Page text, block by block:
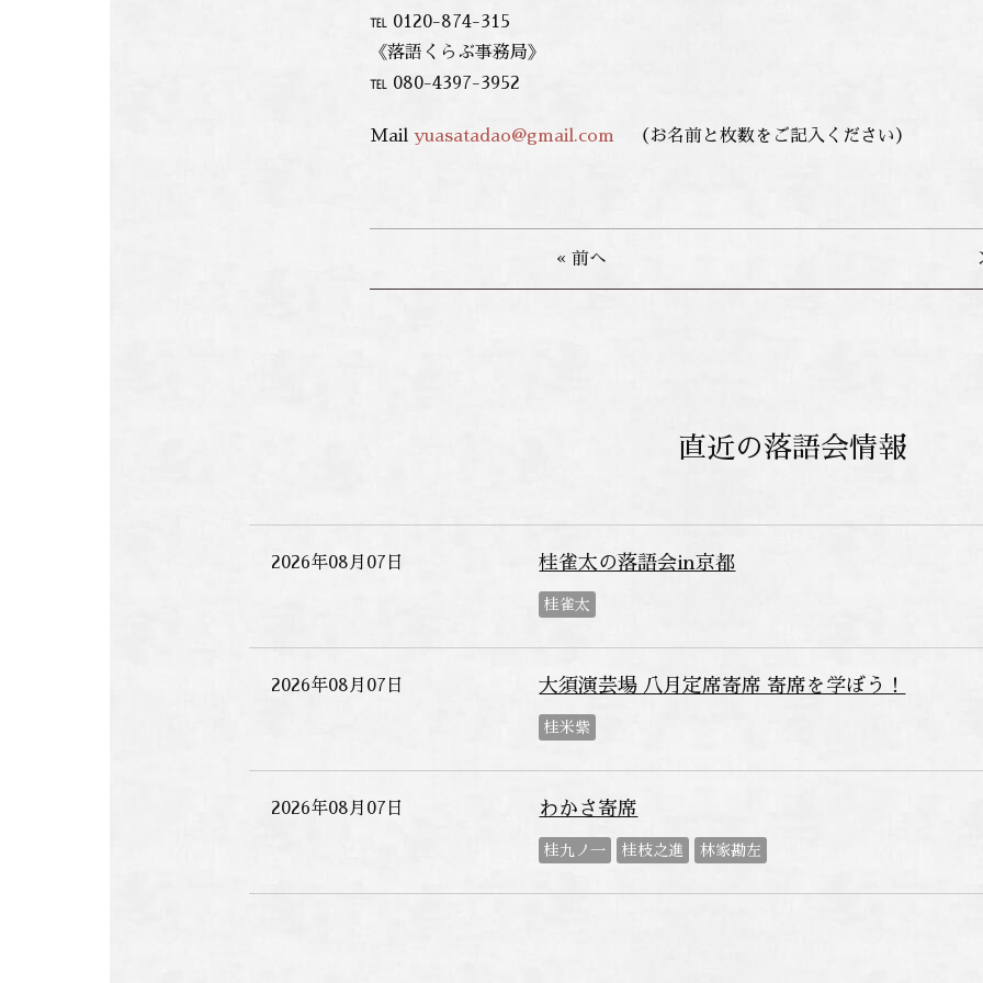
℡ 0120-874-315
《落語くらぶ事務局》
℡ 080-4397-3952
Mail yuasatadao@gmail.com （お名前と枚数をご記入ください）
« 前へ
直近の落語会情報
2026年08月07日 桂雀太の落語会in京都
桂雀太
2026年08月07日 大須演芸場 八月定席寄席 寄席を学ぼう！
桂米紫
2026年08月07日 わかさ寄席
桂九ノ一 桂枝之進 林家勘左